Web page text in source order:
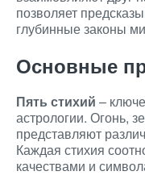
позволяет
глубинные законы
Основные
Пять стихий –
астрологии. Огонь,
представляют
Каждая стихия
качествами и